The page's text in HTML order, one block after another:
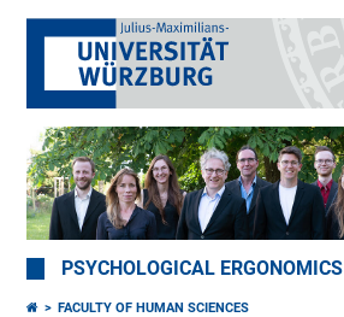
PSYCHOLOGICAL ERGONOMICS
FACULTY OF HUMAN SCIENCES